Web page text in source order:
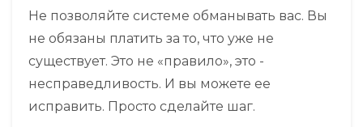
Не позволяйте системе обманывать вас. Вы
не обязаны платить за то, что уже не
существует. Это не «правило», это -
несправедливость. И вы можете ее
исправить. Просто сделайте шаг.